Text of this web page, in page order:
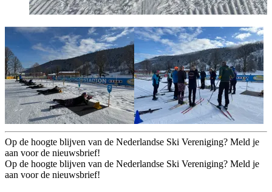
Op de hoogte blijven van de Nederlandse Ski Vereniging? Meld je
aan voor de nieuwsbrief!
Op de hoogte blijven van de Nederlandse Ski Vereniging? Meld je
aan voor de nieuwsbrief!